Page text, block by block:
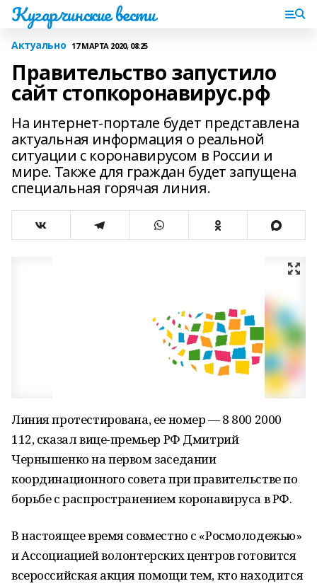
Кугарчинские вести
Актуально 17 МАРТА 2020, 08:25
Правительство запустило
сайт стопкоронавирус.рф
На интернет-портале будет представлена
актуальная информация о реальной
ситуации с коронавирусом в России и
мире. Также для граждан будет запущена
специальная горячая линия.
Линия протестирована, ее номер — 8 800 2000
112, сказал вице-премьер РФ Дмитрий
Чернышенко на первом заседании
координационного совета при правительстве по
борьбе с распространением коронавируса в РФ.
В настоящее время совместно с «Росмолодежью»
и Ассоциацией волонтерских центров готовится
всероссийская акция помощи тем, кто находится